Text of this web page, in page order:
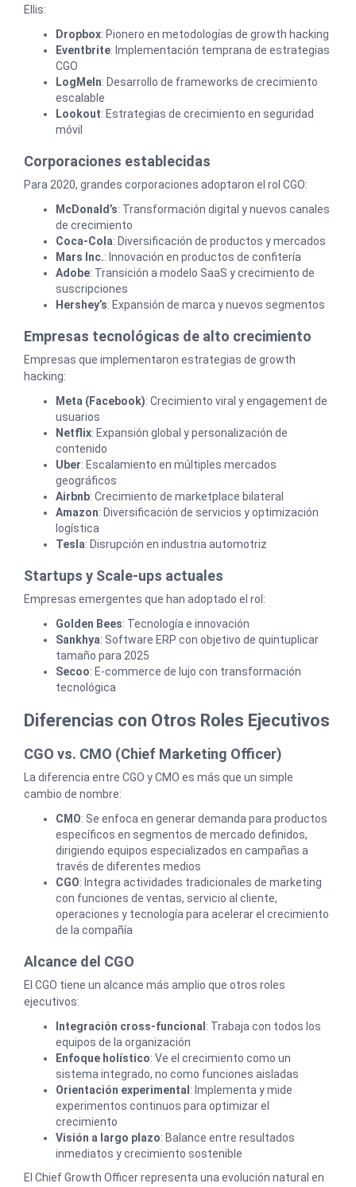
Ellis:
Dropbox: Pionero en metodologías de growth hacking
Eventbrite: Implementación temprana de estrategias
CGO
LogMeIn: Desarrollo de frameworks de crecimiento
escalable
Lookout: Estrategias de crecimiento en seguridad
móvil
Corporaciones establecidas
Para 2020, grandes corporaciones adoptaron el rol CGO:
McDonald’s: Transformación digital y nuevos canales
de crecimiento
Coca-Cola: Diversificación de productos y mercados
Mars Inc.: Innovación en productos de confitería
Adobe: Transición a modelo SaaS y crecimiento de
suscripciones
Hershey’s: Expansión de marca y nuevos segmentos
Empresas tecnológicas de alto crecimiento
Empresas que implementaron estrategias de growth
hacking:
Meta (Facebook): Crecimiento viral y engagement de
usuarios
Netflix: Expansión global y personalización de
contenido
Uber: Escalamiento en múltiples mercados
geográficos
Airbnb: Crecimiento de marketplace bilateral
Amazon: Diversificación de servicios y optimización
logística
Tesla: Disrupción en industria automotriz
Startups y Scale-ups actuales
Empresas emergentes que han adoptado el rol:
Golden Bees: Tecnología e innovación
Sankhya: Software ERP con objetivo de quintuplicar
tamaño para 2025
Secoo: E-commerce de lujo con transformación
tecnológica
Diferencias con Otros Roles Ejecutivos
CGO vs. CMO (Chief Marketing Officer)
La diferencia entre CGO y CMO es más que un simple
cambio de nombre:
CMO: Se enfoca en generar demanda para productos
específicos en segmentos de mercado definidos,
dirigiendo equipos especializados en campañas a
través de diferentes medios
CGO: Integra actividades tradicionales de marketing
con funciones de ventas, servicio al cliente,
operaciones y tecnología para acelerar el crecimiento
de la compañía
Alcance del CGO
El CGO tiene un alcance más amplio que otros roles
ejecutivos:
Integración cross-funcional : Trabaja con todos los
equipos de la organización
Enfoque holístico: Ve el crecimiento como un
sistema integrado, no como funciones aisladas
Orientación experimental : Implementa y mide
experimentos continuos para optimizar el
crecimiento
Visión a largo plazo: Balance entre resultados
inmediatos y crecimiento sostenible
El Chief Growth Officer representa una evolución natural en